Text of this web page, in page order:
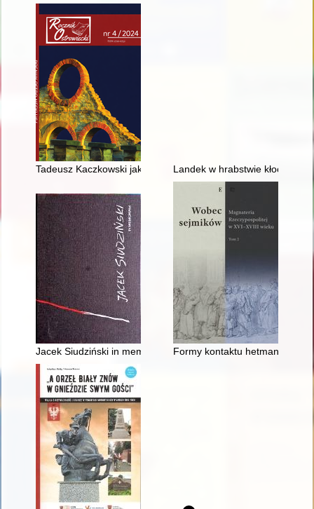
Tadeusz Kaczkowski jakiego nie znacie : przywrócona pamięć
Landek w hrabstwie kłockiem
Jacek Siudziński in memoriam Formy kontaktu hetmana